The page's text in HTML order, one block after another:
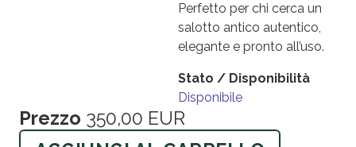
Perfetto per chi cerca un
salotto antico autentico,
elegante e pronto all’uso.
Stato / Disponibilità
Disponibile
Prezzo 350,00 EUR